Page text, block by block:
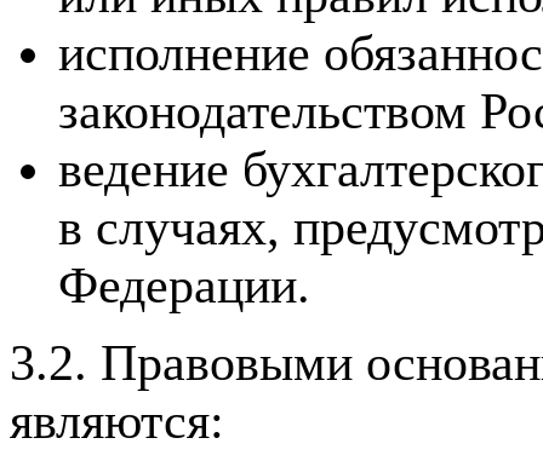
исполнение
законодательством
ведение
в случаях,
Федерации.
3.2. Правовыми
являются: